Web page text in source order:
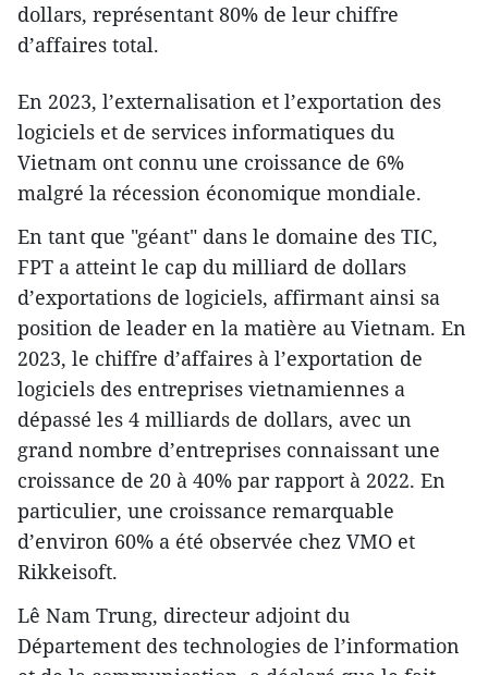
dollars, représentant 80% de leur chiffre
d’affaires total.
En 2023, l’externalisation et l’exportation des
logiciels et de services informatiques du
Vietnam ont connu une croissance de 6%
malgré la récession économique mondiale.
En tant que "géant" dans le domaine des TIC,
FPT a atteint le cap du milliard de dollars
d’exportations de logiciels, affirmant ainsi sa
position de leader en la matière au Vietnam. En
2023, le chiffre d’affaires à l’exportation de
logiciels des entreprises vietnamiennes a
dépassé les 4 milliards de dollars, avec un
grand nombre d’entreprises connaissant une
croissance de 20 à 40% par rapport à 2022. En
particulier, une croissance remarquable
d’environ 60% a été observée chez VMO et
Rikkeisoft.
Lê Nam Trung, directeur adjoint du
Département des technologies de l’information